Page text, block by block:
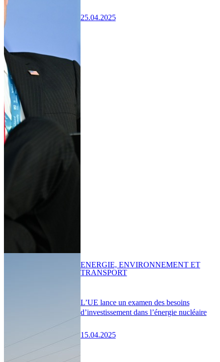
25.04.2025
L’UE lance un examen des besoins
d’investissement dans l’énergie nucléaire
15.04.2025
ENERGIE, ENVIRONNEMENT ET
TRANSPORT